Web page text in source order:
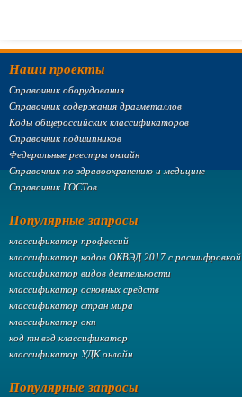
Наши проекты
Справочник оборудования
Справочник содержания драгметаллов
Коды общероссийских классификаторов
Справочник подшипников
Федеральные реестры онлайн
Справочник по здравоохранению и медицине
Справочник ГОСТов
Популярные запросы
классификатор профессий
классификатор кодов ОКВЭД 2017 с расшифровкой
классификатор видов деятельности
классификатор основных средств
классификатор стран мира
классификатор окп
код тн вэд классификатор
классификатор УДК онлайн
Популярные запросы